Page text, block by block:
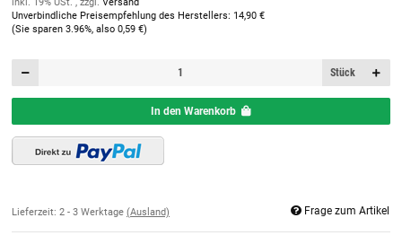
inkl. 19% USt. , zzgl. Versand
Unverbindliche Preisempfehlung des Herstellers: 14,90 €
(Sie sparen 3.96%, also 0,59 €)
Stück
In den Warenkorb
Lieferzeit: 2 - 3 Werktage (Ausland) Frage zum Artikel